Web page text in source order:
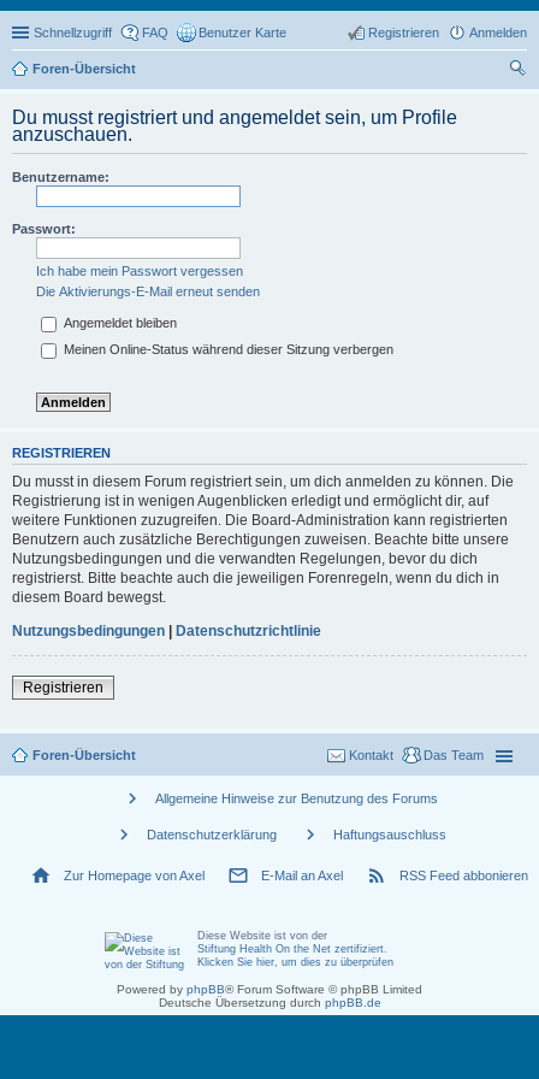
Schnellzugriff FAQ Benutzer Karte Anmelden
Registrieren
Foren-Übersicht
Du musst registriert und angemeldet sein, um Profile
anzuschauen.
Benutzername:
Passwort:
Ich habe mein Passwort vergessen
Die Aktivierungs-E-Mail erneut senden
Angemeldet bleiben
Meinen Online-Status während dieser Sitzung verbergen
REGISTRIEREN
Du musst in diesem Forum registriert sein, um dich anmelden zu können. Die
Registrierung ist in wenigen Augenblicken erledigt und ermöglicht dir, auf
weitere Funktionen zuzugreifen. Die Board-Administration kann registrierten
Benutzern auch zusätzliche Berechtigungen zuweisen. Beachte bitte unsere
Nutzungsbedingungen und die verwandten Regelungen, bevor du dich
registrierst. Bitte beachte auch die jeweiligen Forenregeln, wenn du dich in
diesem Board bewegst.
Nutzungsbedingungen | Datenschutzrichtlinie
Registrieren
Foren-Übersicht Das Team
Kontakt
chevron_right Allgemeine Hinweise zur Benutzung des Forums
chevron_right Datenschutzerklärung chevron_right Haftungsauschluss
home Zur Homepage von Axel mail_outline E-Mail an Axel rss_feed RSS Feed abbonieren
Diese Website ist von der
Stiftung Health On the Net zertifiziert
Klicken Sie hier, um dies zu überprüfen
Powered by phpBB® Forum Software © phpBB Limited
Deutsche Übersetzung durch phpBB.de